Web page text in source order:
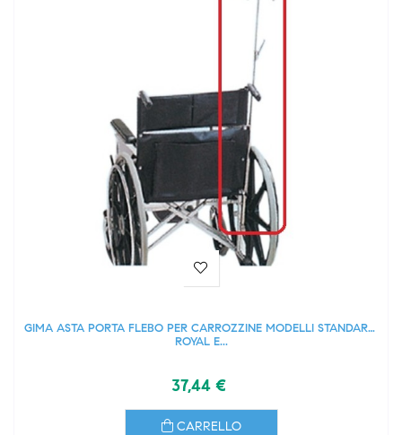
GIMA ASTA PORTA FLEBO PER CARROZZINE MODELLI STANDARD,
ROYAL E...
37,44 €
CARRELLO